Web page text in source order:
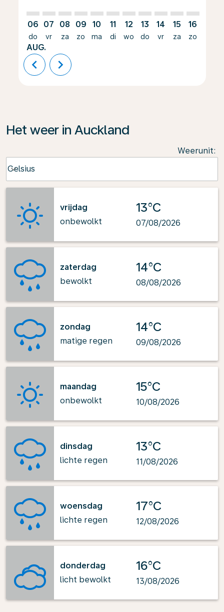
06
do
AUG.
07
vr
08
za
09
zo
10
ma
11
di
12
wo
13
do
14
vr
15
za
16
zo
chevron_left chevron_right
Het weer in Auckland
Weerunit:
Celsius
keyboard_arrow_down
vrijdag
onbewolkt
13°C
07/08/2026
zaterdag
bewolkt
14°C
08/08/2026
zondag
matige regen
14°C
09/08/2026
maandag
onbewolkt
15°C
10/08/2026
dinsdag
lichte regen
13°C
11/08/2026
woensdag
lichte regen
17°C
12/08/2026
donderdag
licht bewolkt
16°C
13/08/2026